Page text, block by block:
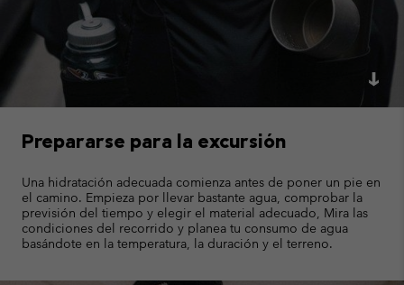
Prepararse para la excursión
Una hidratación adecuada comienza antes de poner un pie en
el camino. Empieza por llevar bastante agua, comprobar la
previsión del tiempo y elegir el material adecuado, Mira las
condiciones del recorrido y planea tu consumo de agua
basándote en la temperatura, la duración y el terreno.